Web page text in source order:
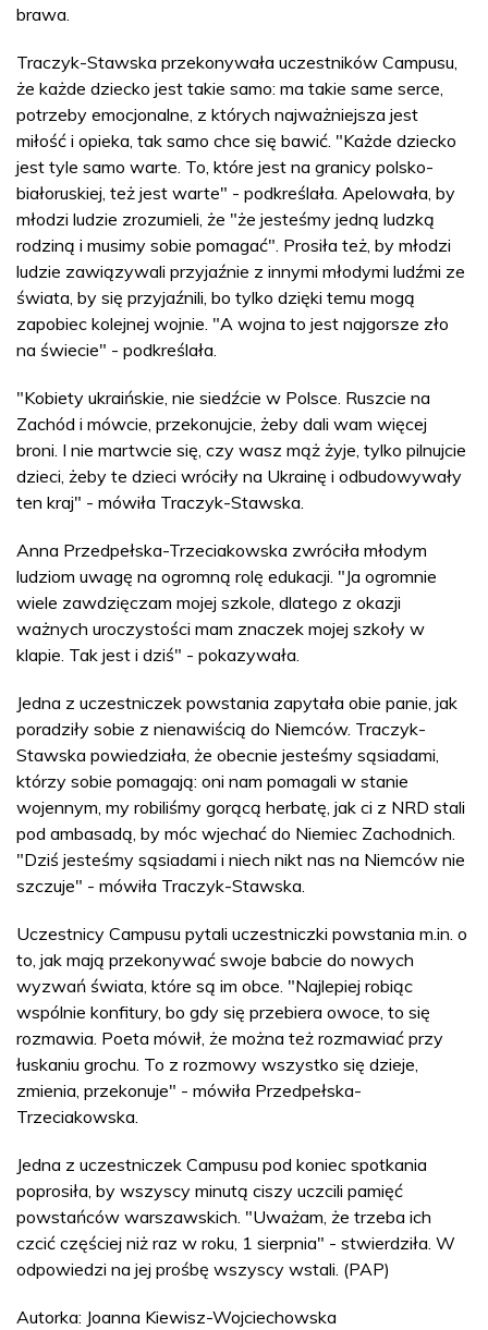
brawa.
Traczyk-Stawska przekonywała uczestników Campusu,
że każde dziecko jest takie samo: ma takie same serce,
potrzeby emocjonalne, z których najważniejsza jest
miłość i opieka, tak samo chce się bawić. "Każde dziecko
jest tyle samo warte. To, które jest na granicy polsko-
białoruskiej, też jest warte" - podkreślała. Apelowała, by
młodzi ludzie zrozumieli, że "że jesteśmy jedną ludzką
rodziną i musimy sobie pomagać". Prosiła też, by młodzi
ludzie zawiązywali przyjaźnie z innymi młodymi ludźmi ze
świata, by się przyjaźnili, bo tylko dzięki temu mogą
zapobiec kolejnej wojnie. "A wojna to jest najgorsze zło
na świecie" - podkreślała.
"Kobiety ukraińskie, nie siedźcie w Polsce. Ruszcie na
Zachód i mówcie, przekonujcie, żeby dali wam więcej
broni. I nie martwcie się, czy wasz mąż żyje, tylko pilnujcie
dzieci, żeby te dzieci wróciły na Ukrainę i odbudowywały
ten kraj" - mówiła Traczyk-Stawska.
Anna Przedpełska-Trzeciakowska zwróciła młodym
ludziom uwagę na ogromną rolę edukacji. "Ja ogromnie
wiele zawdzięczam mojej szkole, dlatego z okazji
ważnych uroczystości mam znaczek mojej szkoły w
klapie. Tak jest i dziś" - pokazywała.
Jedna z uczestniczek powstania zapytała obie panie, jak
poradziły sobie z nienawiścią do Niemców. Traczyk-
Stawska powiedziała, że obecnie jesteśmy sąsiadami,
którzy sobie pomagają: oni nam pomagali w stanie
wojennym, my robiliśmy gorącą herbatę, jak ci z NRD stali
pod ambasadą, by móc wjechać do Niemiec Zachodnich.
"Dziś jesteśmy sąsiadami i niech nikt nas na Niemców nie
szczuje" - mówiła Traczyk-Stawska.
Uczestnicy Campusu pytali uczestniczki powstania m.in. o
to, jak mają przekonywać swoje babcie do nowych
wyzwań świata, które są im obce. "Najlepiej robiąc
wspólnie konfitury, bo gdy się przebiera owoce, to się
rozmawia. Poeta mówił, że można też rozmawiać przy
łuskaniu grochu. To z rozmowy wszystko się dzieje,
zmienia, przekonuje" - mówiła Przedpełska-
Trzeciakowska.
Jedna z uczestniczek Campusu pod koniec spotkania
poprosiła, by wszyscy minutą ciszy uczcili pamięć
powstańców warszawskich. "Uważam, że trzeba ich
czcić częściej niż raz w roku, 1 sierpnia" - stwierdziła. W
odpowiedzi na jej prośbę wszyscy wstali. (PAP)
Autorka: Joanna Kiewisz-Wojciechowska